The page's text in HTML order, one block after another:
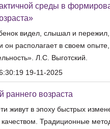
среды в
видел, слышал и
он располагает в своем
Л.С. Выготский.
19-11-2025
раннего возраста
живут в эпоху быстрых
Традиционные